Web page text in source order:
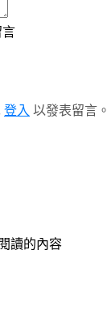
言
登入 以發表留言。
讀的內容